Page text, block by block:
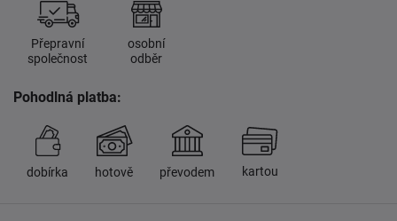
Přepravní
společnost
osobní
odběr
Pohodlná platba:
dobírka hotově převodem kartou